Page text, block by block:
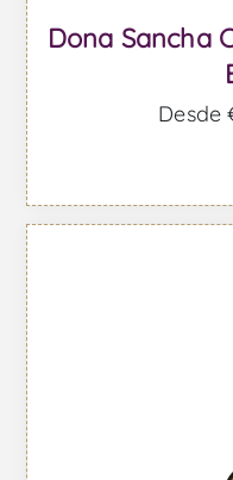
Dona Sancha
Desde